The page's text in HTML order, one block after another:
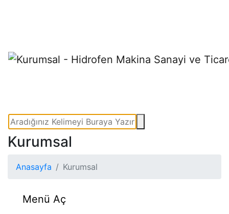
Kurumsal
Anasayfa Kurumsal
Menü Aç